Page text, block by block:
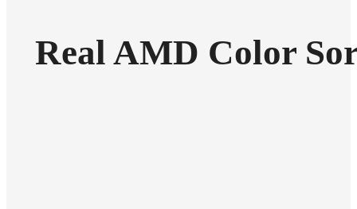
Real AMD Color